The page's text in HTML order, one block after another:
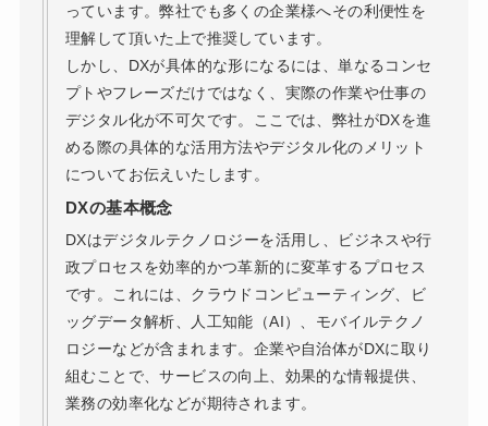
っています。弊社でも多くの企業様へその利便性を
理解して頂いた上で推奨しています。
しかし、DXが具体的な形になるには、単なるコンセ
プトやフレーズだけではなく、実際の作業や仕事の
デジタル化が不可欠です。ここでは、弊社がDXを進
める際の具体的な活用方法やデジタル化のメリット
についてお伝えいたします。
DXの基本概念
DXはデジタルテクノロジーを活用し、ビジネスや行
政プロセスを効率的かつ革新的に変革するプロセス
です。これには、クラウドコンピューティング、ビ
ッグデータ解析、人工知能（AI）、モバイルテクノ
ロジーなどが含まれます。企業や自治体がDXに取り
組むことで、サービスの向上、効果的な情報提供、
業務の効率化などが期待されます。